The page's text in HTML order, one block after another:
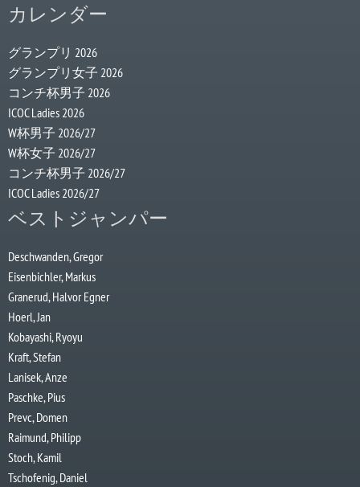
カレンダー
グランプリ 2026
グランプリ女子 2026
コンチ杯男子 2026
ICOC Ladies 2026
W杯男子 2026/27
W杯女子 2026/27
コンチ杯男子 2026/27
ICOC Ladies 2026/27
ベストジャンパー
Deschwanden, Gregor
Eisenbichler, Markus
Granerud, Halvor Egner
Hoerl, Jan
Kobayashi, Ryoyu
Kraft, Stefan
Lanisek, Anze
Paschke, Pius
Prevc, Domen
Raimund, Philipp
Stoch, Kamil
Tschofenig, Daniel